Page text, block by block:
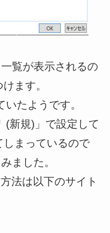
覧が表示されるの
ます。
たようです。
(新規)」で設定して
まっているので
ました。
法は以下のサイト